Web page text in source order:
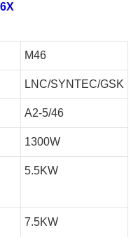
M46
LNC/SYNTEC/GSK
A2-5/46
1300W
5.5KW
7.5KW